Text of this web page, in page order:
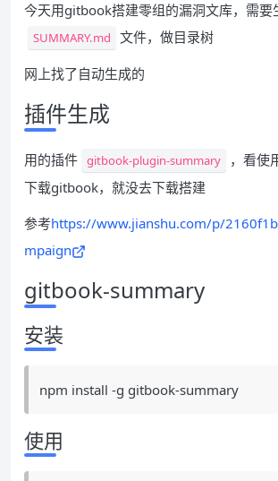
今天用gitbook搭建零组的漏洞文库，需要
SUMMARY.md 文件，做目录树
网上找了自动生成的
插件生成
用的插件 gitbook-plugin-summary
，看使
下载gitbook，就没去下载搭建
参考https://www.jianshu.com/p/
mpaign
gitbook-summary
安装
npm install -g gitbook-summary
使用